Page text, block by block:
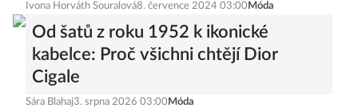
Ivona Horváth Souralová8. července 2024 03:00 Móda
Od šatů z roku 1952 k ikonické
kabelce: Proč všichni chtějí Dior
Cigale
Sára Blahaj3. srpna 2026 03:00 Móda